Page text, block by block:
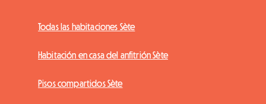
Todas las habitaciones Sète
Habitación en casa del anfitrión Sète
Pisos compartidos Sète